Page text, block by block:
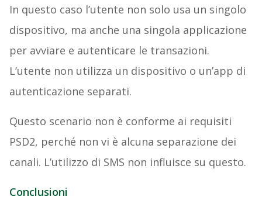
In questo caso l’utente non solo usa un singolo
dispositivo, ma anche una singola applicazione
per avviare e autenticare le transazioni.
L’utente non utilizza un dispositivo o un’app di
autenticazione separati.
Questo scenario non è conforme ai requisiti
PSD2, perché non vi è alcuna separazione dei
canali. L’utilizzo di SMS non influisce su questo.
Conclusioni